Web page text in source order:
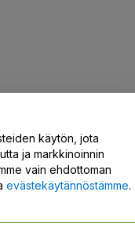
käytön, jota
ja markkinoinnin
vain ehdottoman
evästekäytännöstämme.